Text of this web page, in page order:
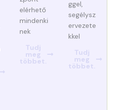
elérhető
mindenki
nek
Tudj
meg
többet.
ggel,
segélysz
ervezete
kkel
Tudj
meg
többet.